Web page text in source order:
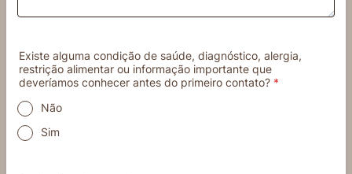
Existe alguma condição de saúde, diagnóstico, alergia,
restrição alimentar ou informação importante que
deveríamos conhecer antes do primeiro contato? *
Não
Sim